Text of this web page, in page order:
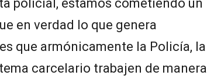
policial, estamos cometiendo un
en verdad lo que genera
que armónicamente la Policía, la
carcelario trabajen de manera